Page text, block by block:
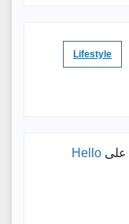
Lifestyle
على Hello